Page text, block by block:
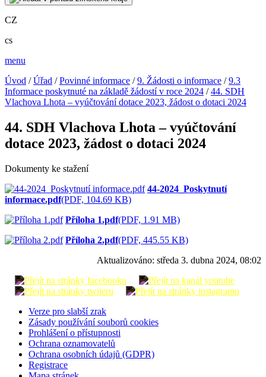
CZ
cs
menu
Úvod /Úřad /Povinné informace /9. Žádosti o informace /9.3
Informace poskytnuté na základě žádostí v roce 2024 /44. SDH
Vlachova Lhota – vyúčtování dotace 2023, žádost o dotaci 2024
44. SDH Vlachova Lhota – vyúčtování
dotace 2023, žádost o dotaci 2024
Dokumenty ke stažení
44-2024_Poskytnutí
informace.pdf(PDF, 104.69 KB)
Příloha 1.pdf(PDF, 1.91 MB)
Příloha 2.pdf(PDF, 445.55 KB)
Aktualizováno: středa 3. dubna 2024, 08:02
Verze pro slabší zrak
Zásady používání souborů cookies
Prohlášení o přístupnosti
Ochrana oznamovatelů
Ochrana osobních údajů (GDPR)
Registrace